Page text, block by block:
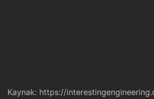
Kaynak: https://